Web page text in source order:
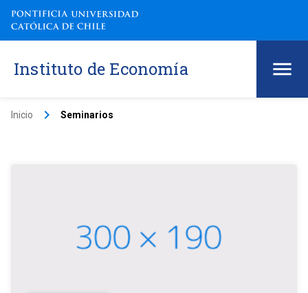
Instituto de Economía
Inicio keyboard_arrow_right Seminarios